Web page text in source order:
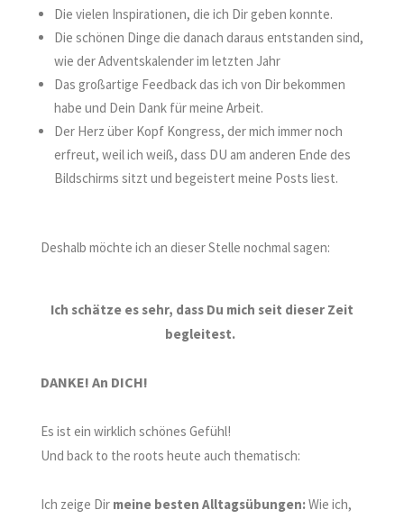
Die vielen Inspirationen, die ich Dir geben konnte.
Die schönen Dinge die danach daraus entstanden sind,
wie der Adventskalender im letzten Jahr
Das großartige Feedback das ich von Dir bekommen
habe und Dein Dank für meine Arbeit.
Der Herz über Kopf Kongress, der mich immer noch
erfreut, weil ich weiß, dass DU am anderen Ende des
Bildschirms sitzt und begeistert meine Posts liest.
Deshalb möchte ich an dieser Stelle nochmal sagen:
Ich schätze es sehr, dass Du mich seit dieser Zeit
begleitest.
DANKE! An DICH!
Es ist ein wirklich schönes Gefühl!
Und back to the roots heute auch thematisch:
Ich zeige Dir meine besten Alltagsübungen:Wie ich,